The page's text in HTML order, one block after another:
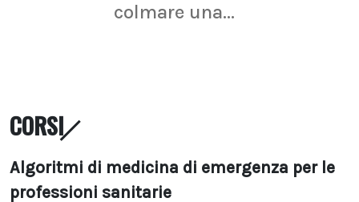
colmare una...
CORSI
Algoritmi di medicina di emergenza per le
professioni sanitarie